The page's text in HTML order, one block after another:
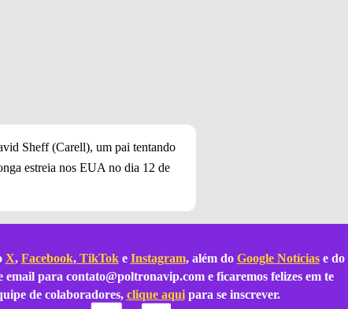
Sheff (Carell), um pai tentando
estreia nos EUA no dia 12 de
X, Facebook,TikToke Instagram, além do Google Notíciase do
email para contato@poltronavip.come ficaremos felizes em te
de colaboradores, clique aquipara se inscrever.